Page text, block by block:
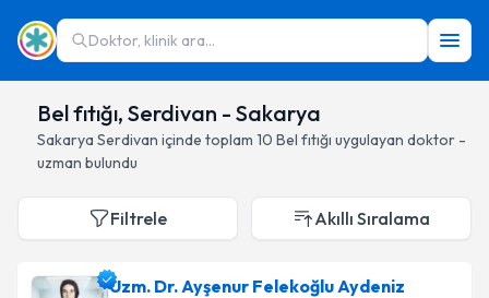
Doktor, klinik ara...
Bel fıtığı, Serdivan - Sakarya
Sakarya Serdivan içinde toplam 10 Bel fıtığı uygulayan doktor -
uzman bulundu
Filtrele Akıllı Sıralama
Uzm. Dr. Ayşenur Felekoğlu Aydeniz